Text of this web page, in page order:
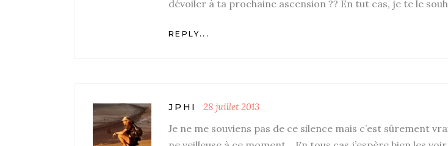
dévoiler à ta prochaine ascension ?? En tut cas, je te le
REPLY...
JPHI 28 juillet 2013
Je ne me souviens pas de ce silence mais c’est sûrement